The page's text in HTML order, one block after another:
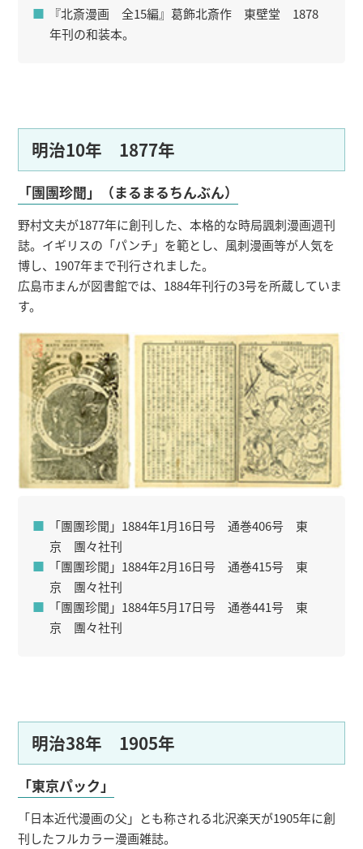
『北斎漫画 全15編』葛飾北斎作 東壁堂 1878
年刊の和装本。
明治10年 1877年
「團團珍聞」（まるまるちんぶん）
野村文夫が1877年に創刊した、本格的な時局諷刺漫画週刊
誌。イギリスの「パンチ」を範とし、風刺漫画等が人気を
博し、1907年まで刊行されました。
広島市まんが図書館では、1884年刊行の3号を所蔵していま
す。
「團團珍聞」1884年1月16日号 通巻406号 東
京 團々社刊
「團團珍聞」1884年2月16日号 通巻415号 東
京 團々社刊
「團團珍聞」1884年5月17日号 通巻441号 東
京 團々社刊
明治38年 1905年
「東京パック」
「日本近代漫画の父」とも称される北沢楽天が1905年に創
刊したフルカラー漫画雑誌。